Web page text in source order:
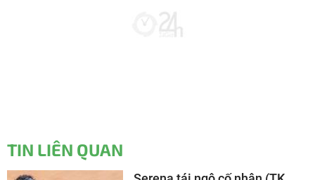
TIN LIÊN QUAN